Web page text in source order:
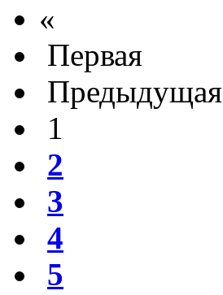
«
Первая
Предыдущая
1
2
3
4
5